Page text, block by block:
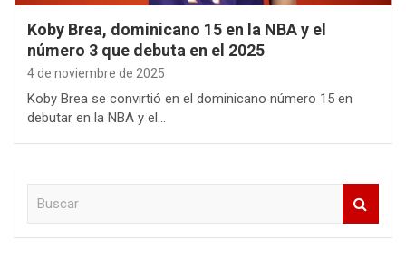
Koby Brea, dominicano 15 en la NBA y el
número 3 que debuta en el 2025
4 de noviembre de 2025
Koby Brea se convirtió en el dominicano número 15 en
debutar en la NBA y el…